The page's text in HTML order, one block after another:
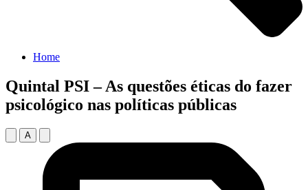
Home
Quintal PSI – As questões éticas do fazer
psicológico nas políticas públicas
A